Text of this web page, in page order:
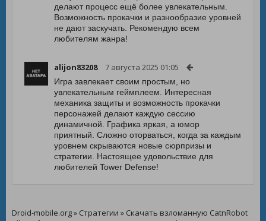
делают процесс ещё более увлекательным.
Возможность прокачки и разнообразие уровней
не дают заскучать. Рекомендую всем
любителям жанра!
alijon83208 7 августа 2025 01:05
Игра завлекает своим простым, но
увлекательным геймплеем. Интересная
механика защиты и возможность прокачки
персонажей делают каждую сессию
динамичной. Графика яркая, а юмор
приятный. Сложно оторваться, когда за каждым
уровнем скрываются новые сюрпризы и
стратегии. Настоящее удовольствие для
любителей Tower Defense!
Droid-mobile.org» Стратегии » Скачать взломанную CatnRobot